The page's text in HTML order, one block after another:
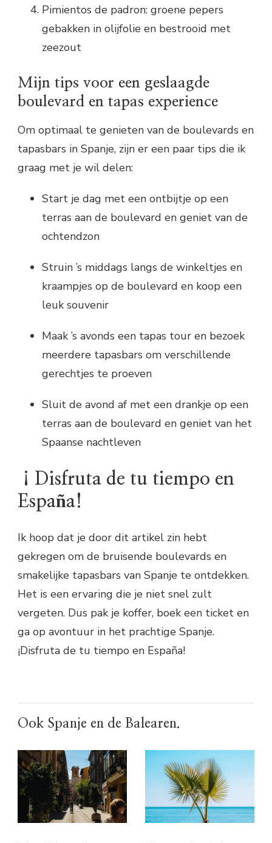
Pimientos de padron: groene pepers
gebakken in olijfolie en bestrooid met
zeezout
Mijn tips voor een geslaagde
boulevard en tapas experience
Om optimaal te genieten van de boulevards en
tapasbars in Spanje, zijn er een paar tips die ik
graag met je wil delen:
Start je dag met een ontbijtje op een
terras aan de boulevard en geniet van de
ochtendzon
Struin ’s middags langs de winkeltjes en
kraampjes op de boulevard en koop een
leuk souvenir
Maak ’s avonds een tapas tour en bezoek
meerdere tapasbars om verschillende
gerechtjes te proeven
Sluit de avond af met een drankje op een
terras aan de boulevard en geniet van het
Spaanse nachtleven
¡Disfruta de tu tiempo en
España!
Ik hoop dat je door dit artikel zin hebt
gekregen om de bruisende boulevards en
smakelijke tapasbars van Spanje te ontdekken.
Het is een ervaring die je niet snel zult
vergeten. Dus pak je koffer, boek een ticket en
ga op avontuur in het prachtige Spanje.
¡Disfruta de tu tiempo en España!
Ook Spanje en de Balearen.